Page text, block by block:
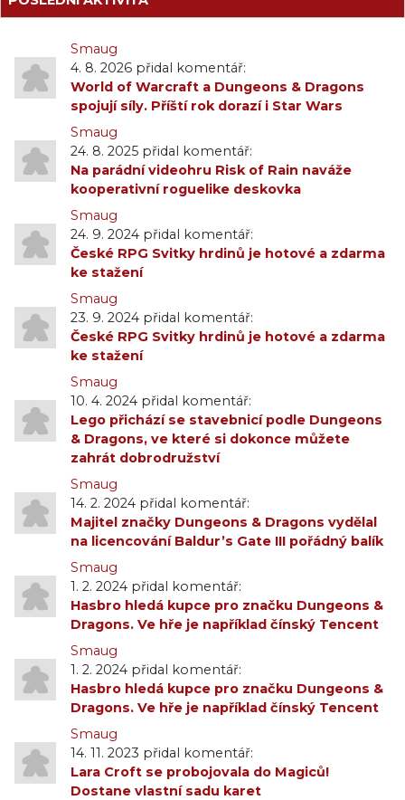
Smaug
4. 8. 2026 přidal komentář:
World of Warcraft a Dungeons & Dragons
spojují síly. Příští rok dorazí i Star Wars
Smaug
24. 8. 2025 přidal komentář:
Na parádní videohru Risk of Rain naváže
kooperativní roguelike deskovka
Smaug
24. 9. 2024 přidal komentář:
České RPG Svitky hrdinů je hotové a zdarma
ke stažení
Smaug
23. 9. 2024 přidal komentář:
České RPG Svitky hrdinů je hotové a zdarma
ke stažení
Smaug
10. 4. 2024 přidal komentář:
Lego přichází se stavebnicí podle Dungeons
& Dragons, ve které si dokonce můžete
zahrát dobrodružství
Smaug
14. 2. 2024 přidal komentář:
Majitel značky Dungeons & Dragons vydělal
na licencování Baldur’s Gate III pořádný balík
Smaug
1. 2. 2024 přidal komentář:
Hasbro hledá kupce pro značku Dungeons &
Dragons. Ve hře je například čínský Tencent
Smaug
1. 2. 2024 přidal komentář:
Hasbro hledá kupce pro značku Dungeons &
Dragons. Ve hře je například čínský Tencent
Smaug
14. 11. 2023 přidal komentář:
Lara Croft se probojovala do Magiců!
Dostane vlastní sadu karet